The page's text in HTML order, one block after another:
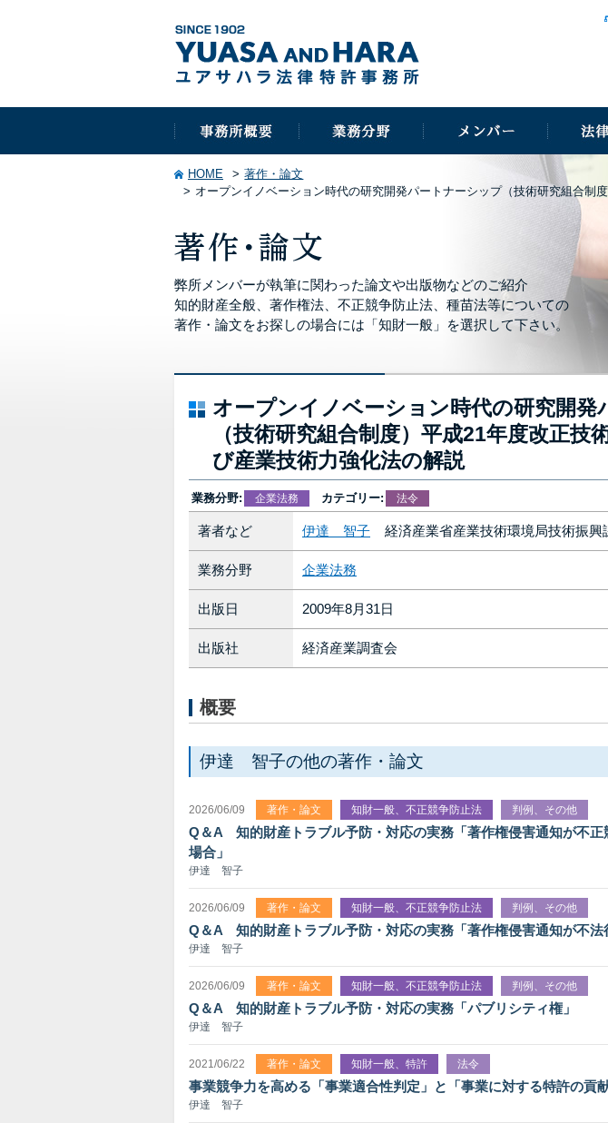
HOME
著作・論文
オープンイノベーション時代の研究開発パートナーシップ（技術研究組合制
弊所メンバーが執筆に関わった論文や出版物などのご紹介
知的財産全般、著作権法、不正競争防止法、種苗法等についての
著作・論文をお探しの場合には「知財一般」を選択して下さい。
オープンイノベーション時代の研究開発
（技術研究組合制度）平成21年度改正技
び産業技術力強化法の解説
業務分野: 企業法務 カテゴリー: 法令
著者など 伊達 智子 経済産業省産業技術環境局技術振興
業務分野 企業法務
出版日 2009年8月31日
出版社 経済産業調査会
概要
伊達 智子の他の著作・論文
2026/06/09 著作・論文 知財一般、不正競争防止法 判例、その他
Q＆A 知的財産トラブル予防・対応の実務「著作権侵害通知が不正
場合」
伊達 智子
2026/06/09 著作・論文 知財一般、不正競争防止法 判例、その他
Q＆A 知的財産トラブル予防・対応の実務「著作権侵害通知が不法
伊達 智子
2026/06/09 著作・論文 知財一般、不正競争防止法 判例、その他
Q＆A 知的財産トラブル予防・対応の実務「パブリシティ権」
伊達 智子
2021/06/22 著作・論文 知財一般、特許 法令
事業競争力を高める「事業適合性判定」と「事業に対する特許の貢
伊達 智子